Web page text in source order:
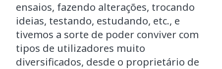
ensaios, fazendo alterações, trocando
ideias, testando, estudando, etc., e
tivemos a sorte de poder conviver com
tipos de utilizadores muito
diversificados, desde o proprietário de